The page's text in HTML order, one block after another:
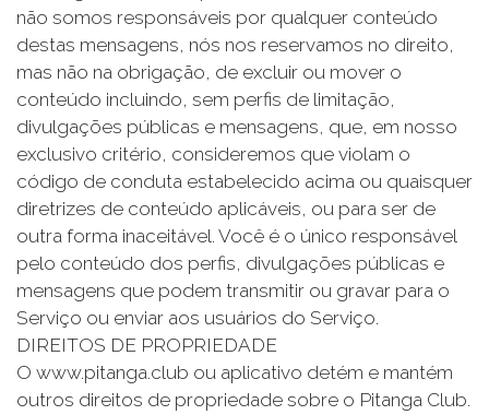
não somos responsáveis por qualquer conteúdo
destas mensagens, nós nos reservamos no direito,
mas não na obrigação, de excluir ou mover o
conteúdo incluindo, sem perfis de limitação,
divulgações públicas e mensagens, que, em nosso
exclusivo critério, consideremos que violam o
código de conduta estabelecido acima ou quaisquer
diretrizes de conteúdo aplicáveis, ou para ser de
outra forma inaceitável. Você é o único responsável
pelo conteúdo dos perfis, divulgações públicas e
mensagens que podem transmitir ou gravar para o
Serviço ou enviar aos usuários do Serviço.
DIREITOS DE PROPRIEDADE
O www.pitanga.club ou aplicativo detém e mantém
outros direitos de propriedade sobre o Pitanga Club.